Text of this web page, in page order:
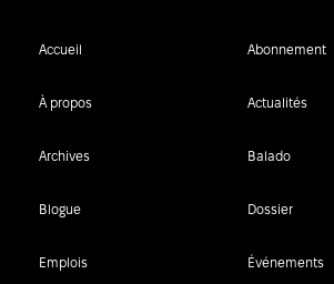
Accueil Abonnement
À propos Actualités
Archives Balado
Blogue Dossier
Emplois Événements